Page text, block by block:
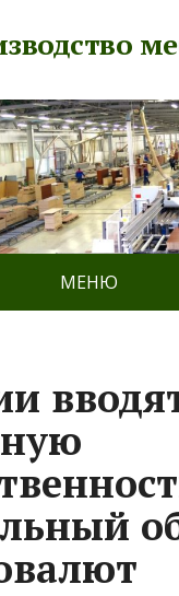
МЕНЮ